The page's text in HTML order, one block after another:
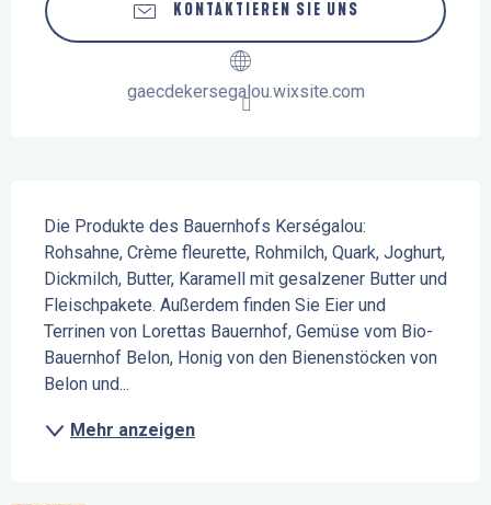
KONTAKTIEREN SIE UNS
gaecdekersegalou.wixsite.com
Die Produkte des Bauernhofs Kerségalou:
Rohsahne, Crème fleurette, Rohmilch, Quark, Joghurt,
Dickmilch, Butter, Karamell mit gesalzener Butter und
Fleischpakete. Außerdem finden Sie Eier und
Terrinen von Lorettas Bauernhof, Gemüse vom Bio-
Bauernhof Belon, Honig von den Bienenstöcken von
Belon und...
Mehr anzeigen